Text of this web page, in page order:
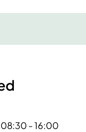
- 16:00